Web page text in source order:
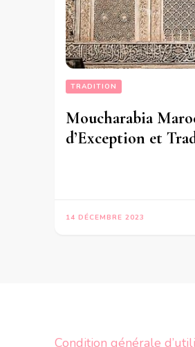
TRADITION
Moucharabia
d’Exception et
14 DÉCEMBRE 2023
Condition générale